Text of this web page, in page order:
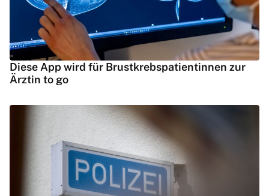
Diese App wird für Brustkrebspatientinnen zur
Ärztin to go